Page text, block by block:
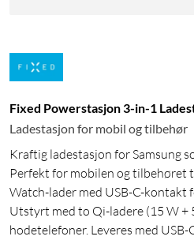
Fixed Powerstasjon 3-in-1
Ladestasjon for mobil og tilbehør
Kraftig ladestasjon for Samsung
Perfekt for mobilen og tilbehøret
Watch-lader med USB-C-kontakt
Utstyrt med to Qi-ladere (15 W +
hodetelefoner. Leveres med